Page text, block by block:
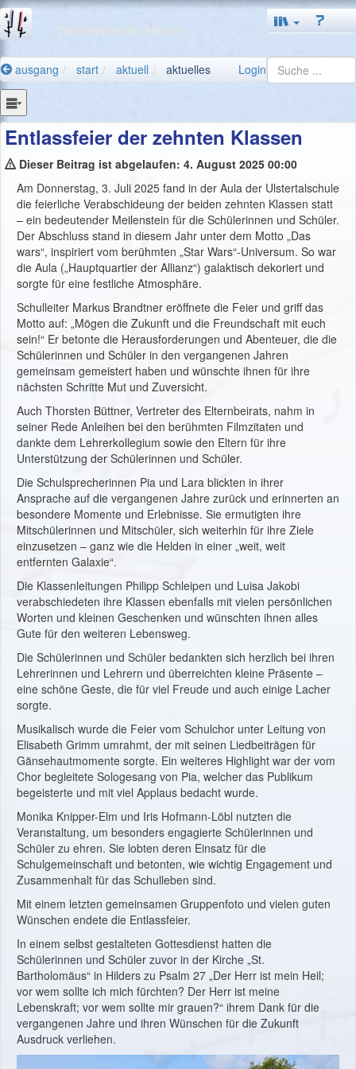
/ Hilders
ausgang start aktuell aktuelles Login
Entlassfeier der zehnten Klassen
Dieser Beitrag ist abgelaufen: 4. August 2025 00:00
Am Donnerstag, 3. Juli 2025 fand in der Aula der Ulstertalschule
die feierliche Verabschideung der beiden zehnten Klassen statt
– ein bedeutender Meilenstein für die Schülerinnen und Schüler.
Der Abschluss stand in diesem Jahr unter dem Motto „Das
wars“, inspiriert vom berühmten „Star Wars“-Universum. So war
die Aula („Hauptquartier der Allianz“) galaktisch dekoriert und
sorgte für eine festliche Atmosphäre.
Schulleiter Markus Brandtner eröffnete die Feier und griff das
Motto auf: „Mögen die Zukunft und die Freundschaft mit euch
sein!“ Er betonte die Herausforderungen und Abenteuer, die die
Schülerinnen und Schüler in den vergangenen Jahren
gemeinsam gemeistert haben und wünschte ihnen für ihre
nächsten Schritte Mut und Zuversicht.
Auch Thorsten Büttner, Vertreter des Elternbeirats, nahm in
seiner Rede Anleihen bei den berühmten Filmzitaten und
dankte dem Lehrerkollegium sowie den Eltern für ihre
Unterstützung der Schülerinnen und Schüler.
Die Schulsprecherinnen Pia und Lara blickten in ihrer
Ansprache auf die vergangenen Jahre zurück und erinnerten an
besondere Momente und Erlebnisse. Sie ermutigten ihre
Mitschülerinnen und Mitschüler, sich weiterhin für ihre Ziele
einzusetzen – ganz wie die Helden in einer „weit, weit
entfernten Galaxie“.
Die Klassenleitungen Philipp Schleipen und Luisa Jakobi
verabschiedeten ihre Klassen ebenfalls mit vielen persönlichen
Worten und kleinen Geschenken und wünschten ihnen alles
Gute für den weiteren Lebensweg.
Die Schülerinnen und Schüler bedankten sich herzlich bei ihren
Lehrerinnen und Lehrern und überreichten kleine Präsente –
eine schöne Geste, die für viel Freude und auch einige Lacher
sorgte.
Musikalisch wurde die Feier vom Schulchor unter Leitung von
Elisabeth Grimm umrahmt, der mit seinen Liedbeiträgen für
Gänsehautmomente sorgte. Ein weiteres Highlight war der vom
Chor begleitete Sologesang von Pia, welcher das Publikum
begeisterte und mit viel Applaus bedacht wurde.
Monika Knipper-Elm und Iris Hofmann-Löbl nutzten die
Veranstaltung, um besonders engagierte Schülerinnen und
Schüler zu ehren. Sie lobten deren Einsatz für die
Schulgemeinschaft und betonten, wie wichtig Engagement und
Zusammenhalt für das Schulleben sind.
Mit einem letzten gemeinsamen Gruppenfoto und vielen guten
Wünschen endete die Entlassfeier.
In einem selbst gestalteten Gottesdienst hatten die
Schülerinnen und Schüler zuvor in der Kirche „St.
Bartholomäus“ in Hilders zu Psalm 27 „Der Herr ist mein Heil;
vor wem sollte ich mich fürchten? Der Herr ist meine
Lebenskraft; vor wem sollte mir grauen?“ ihrem Dank für die
vergangenen Jahre und ihren Wünschen für die Zukunft
Ausdruck verliehen.